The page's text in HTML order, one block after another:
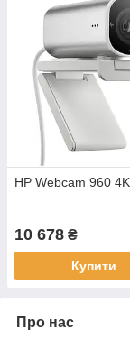
HP Webcam 960 4K
10 678 ₴
Купити
Про нас